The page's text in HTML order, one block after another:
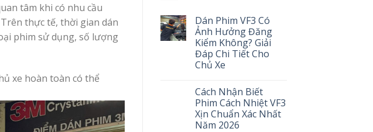
tâm khi có nhu cầu
thực tế, thời gian dán
phim sử dụng, số lượng
xe hoàn toàn có thể
Dán Phim VF3 Có
Ảnh Hưởng Đăng
Kiểm Không? Giải
Đáp Chi Tiết Cho
Chủ Xe
Cách Nhận Biết
Phim Cách Nhiệt VF3
Xịn Chuẩn Xác Nhất
Năm 2026